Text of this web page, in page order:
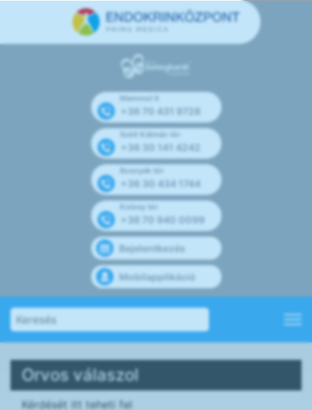
Mammut II
+36 70 431 9728
Széll Kálmán tér
+36 30 141 4242
Bosnyák tér
+36 30 434 1744
Kolosy tér
+36 70 940 0099
Bejelentkezés
Mobilapplikáció
Orvos válaszol
Kérdését itt teheti fel